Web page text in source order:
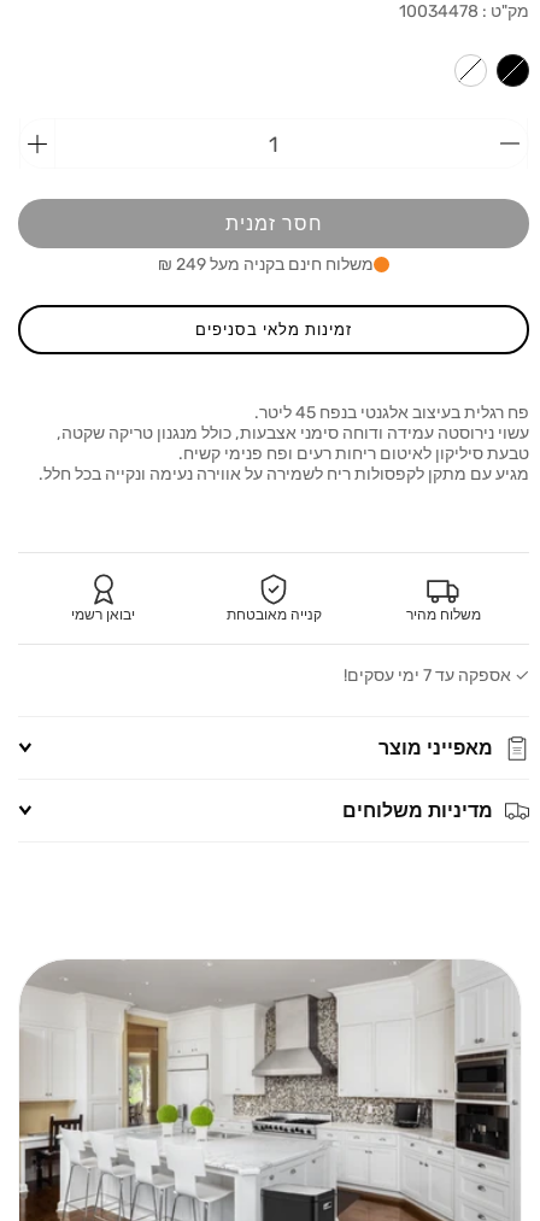
מק"ט : 10034478
מ-פח
45L
מ-
45L
חסר זמנית
משלוח חינם בקניה מעל 249 ₪
זמינות מלאי בסניפים
פח רגלית בעיצוב אלגנטי בנפח 45 ליטר.
עשוי נירוסטה עמידה ודוחה סימני אצבעות, כולל מנגנון טריקה שקטה,
טבעת סיליקון לאיטום ריחות רעים ופח פנימי קשיח.
מגיע עם מתקן לקפסולות ריח לשמירה על אווירה נעימה ונקייה בכל חלל.
משלוח מהיר קנייה מאובטחת יבואן רשמי
✓ אספקה עד 7 ימי עסקים!
מאפייני מוצר
מדיניות משלוחים